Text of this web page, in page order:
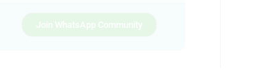
Join WhatsApp Community